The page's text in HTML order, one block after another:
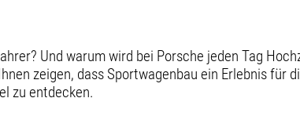
Und warum wird bei Porsche jeden Tag
zeigen, dass Sportwagenbau ein Erlebnis für
zu entdecken.